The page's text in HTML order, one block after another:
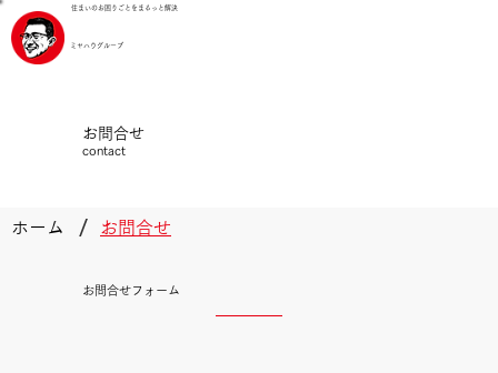
ミヤハウグループ
住まいのお困りごとをまるっと解決
お問合せ
contact
ホーム / お問合せ
お問合せフォーム